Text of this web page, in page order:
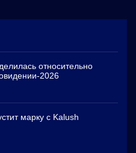
относительно
2026
марку с Kalush